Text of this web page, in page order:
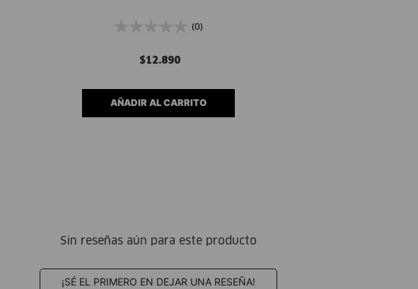
(0)
$12.890
AÑADIR AL CARRITO
Sin reseñas aún para este producto
¡SÉ EL PRIMERO EN DEJAR UNA RESEÑA!